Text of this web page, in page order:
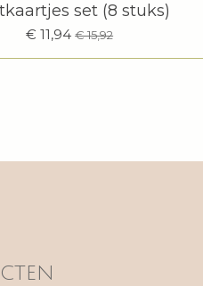
set (8 stuks)
€ 11,94 € 15,92